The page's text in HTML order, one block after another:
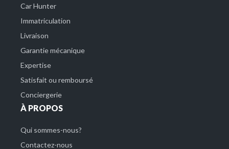
Car Hunter
Immatriculation
Livraison
Garantie mécanique
Expertise
Satisfait ou remboursé
Conciergerie
À PROPOS
Qui sommes-nous?
Contactez-nous